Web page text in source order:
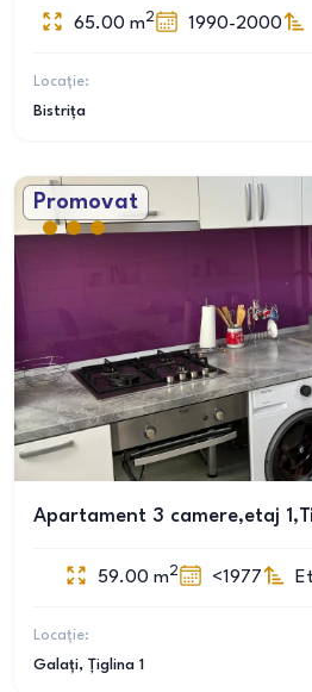
65.00 m2 1990-2000
Locație:
Bistrița
Promovat
Apartament 3 camere,etaj
59.00 m2 <1977
Locație:
Galați, Țiglina 1